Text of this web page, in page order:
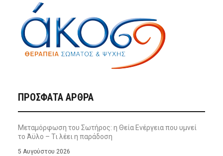
ΠΡΌΣΦΑΤΑ ΆΡΘΡΑ
Μεταμόρφωση του Σωτήρος: η Θεία Ενέργεια που υμνεί
το Άϋλο – Τι λέει η παράδοση
5 Αυγούστου 2026